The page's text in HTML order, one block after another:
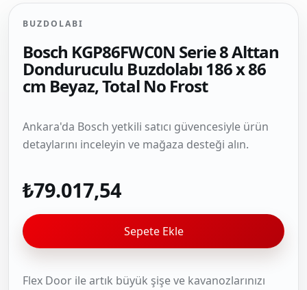
BUZDOLABI
Bosch KGP86FWC0N Serie 8 Alttan
Donduruculu Buzdolabı 186 x 86
cm Beyaz, Total No Frost
Ankara'da Bosch yetkili satıcı güvencesiyle ürün
detaylarını inceleyin ve mağaza desteği alın.
₺79.017,54
Sepete Ekle
Flex Door ile artık büyük şişe ve kavanozlarınızı